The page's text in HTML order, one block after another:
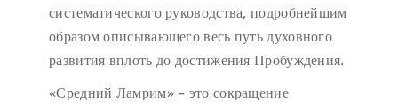
систематического руководства, подробнейшим
образом описывающего весь путь духовного
развития вплоть до достижения Пробуждения.
«Средний Ламрим»– это сокращение